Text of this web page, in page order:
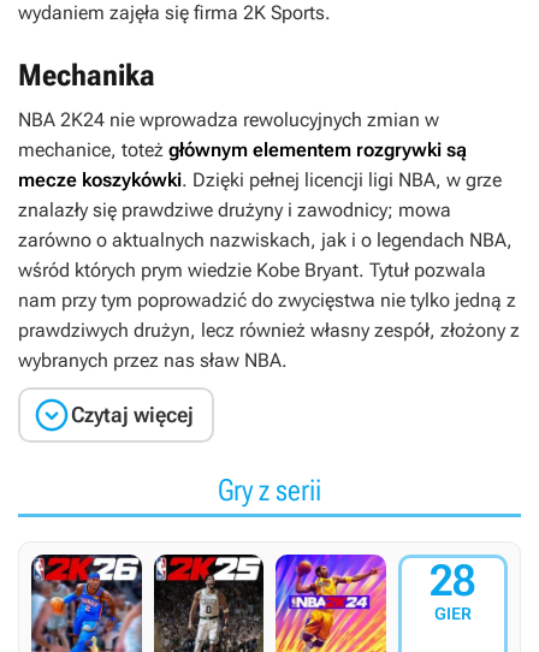
wydaniem zajęła się firma 2K Sports.
Mechanika
NBA 2K24 nie wprowadza rewolucyjnych zmian w
mechanice, toteż głównym elementem rozgrywki są
mecze koszykówki. Dzięki pełnej licencji ligi NBA, w grze
znalazły się prawdziwe drużyny i zawodnicy; mowa
zarówno o aktualnych nazwiskach, jak i o legendach NBA,
wśród których prym wiedzie Kobe Bryant. Tytuł pozwala
nam przy tym poprowadzić do zwycięstwa nie tylko jedną z
prawdziwych drużyn, lecz również własny zespół, złożony z
wybranych przez nas sław NBA.
Czytaj więcej
Gry z serii
28
GIER